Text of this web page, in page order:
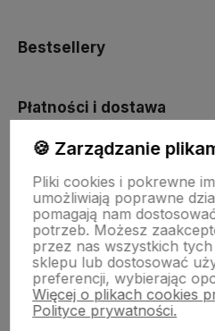
Bestsellery
Płatności i dostawa
Pomoc
🍪 Zarządzanie
Pliki cookies i pokrewne
umożliwiają poprawne
pomagają nam
potrzeb. Możesz
przez nas wszystkich
sklepu lub dostosować
preferencji, wybierając
Więcej o plikach cookies
Polityce prywatności.